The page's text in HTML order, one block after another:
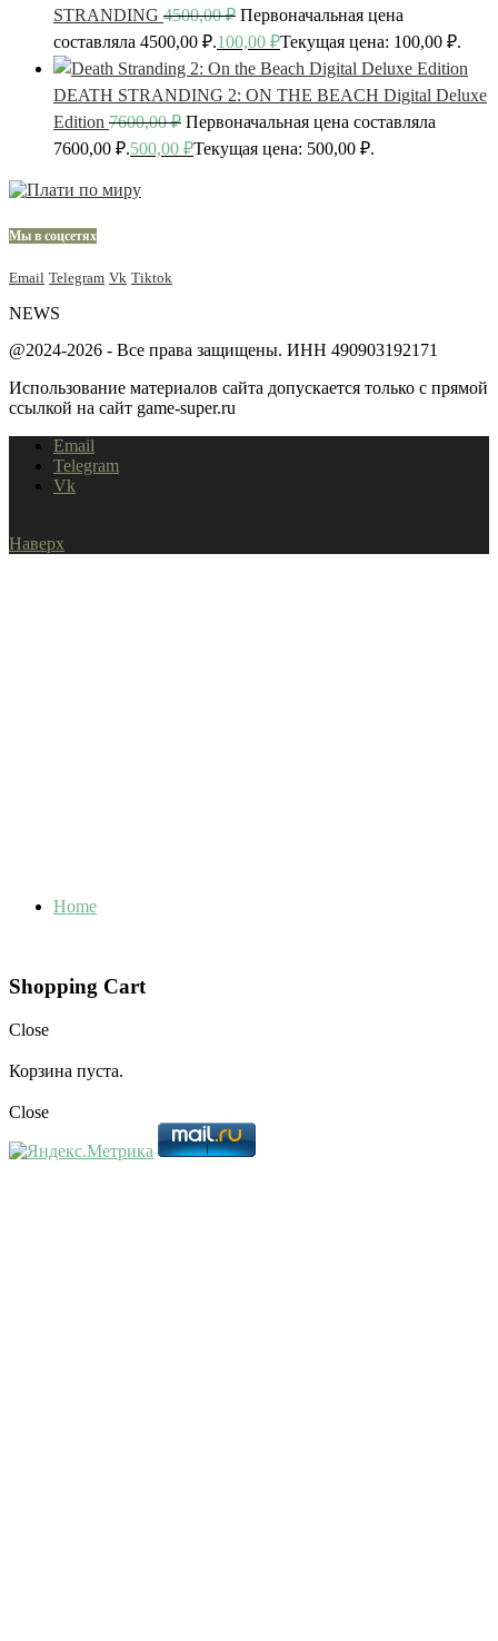
STRANDING 4500,00₽ Первоначальная цена
составляла 4500,00 ₽.100,00 ₽Текущая цена: 100,00 ₽.
DEATH STRANDING 2: ON THE BEACH Digital Deluxe
Edition 7600,00₽ Первоначальная цена составляла
7600,00 ₽.500,00 ₽Текущая цена: 500,00 ₽.
Мы в соцсетях
Email Telegram Vk Tiktok
NEWS
@2024-2026 - Все права защищены. ИНН 490903192171
Использование материалов сайта допускается только с прямой
ссылкой на сайт game-super.ru
Email
Telegram
Vk
Наверх
Home
Shopping Cart
Close
Корзина пуста.
Close